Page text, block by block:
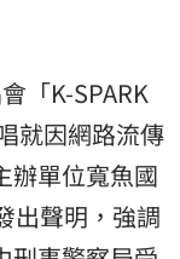
「K-SPARK
就因網路流傳
辦單位寬魚國
出聲明，強調